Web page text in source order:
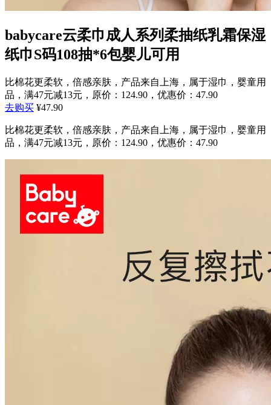
babycare云柔巾成人系列柔抽纸乳霜保湿
纸巾S码108抽*6包婴儿可用
比棉花更柔软，倍感亲肤，产品来自上海，属于湿巾，婴童用
品，满47元减13元，原价：124.90，优惠价：47.90
去购买 ¥47.90
比棉花更柔软，倍感亲肤，产品来自上海，属于湿巾，婴童用
品，满47元减13元，原价：124.90，优惠价：47.90